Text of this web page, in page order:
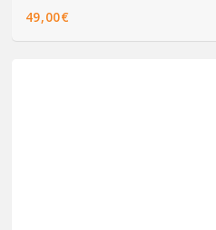
49,00€